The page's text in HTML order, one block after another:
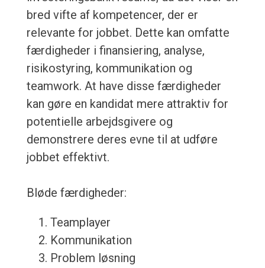
bred vifte af kompetencer, der er
relevante for jobbet. Dette kan omfatte
færdigheder i finansiering, analyse,
risikostyring, kommunikation og
teamwork. At have disse færdigheder
kan gøre en kandidat mere attraktiv for
potentielle arbejdsgivere og
demonstrere deres evne til at udføre
jobbet effektivt.
Bløde færdigheder:
Teamplayer
Kommunikation
Problem løsning